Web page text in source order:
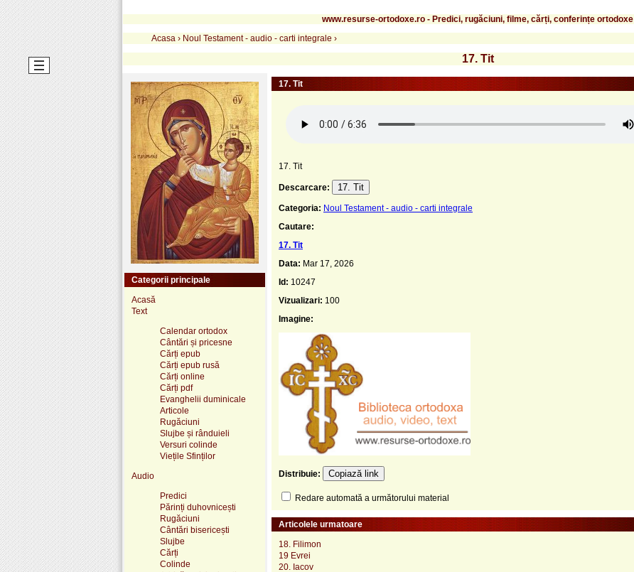
www.resurse-ortodoxe.ro - Predici, rugăciuni, filme, cărți, conferințe ortodoxe
Acasa › Noul Testament - audio - carti integrale ›
17. Tit
17. Tit
17. Tit
Descarcare: 17. Tit
Categoria: Noul Testament - audio - carti integrale
Cautare:
17. Tit
Data: Mar 17, 2026
Id: 10247
Vizualizari: 100
Imagine:
Distribuie: Copiază link
Redare automată a următorului material
Articolele urmatoare
18. Filimon
19 Evrei
20. Iacov
Categorii principale
Acasă
Text
Calendar ortodox
Cântări și pricesne
Cărți epub
Cărți epub rusă
Cărți online
Cărți pdf
Evanghelii duminicale
Articole
Rugăciuni
Slujbe și rânduieli
Versuri colinde
Viețile Sfinților
Audio
Predici
Părinți duhovnicești
Rugăciuni
Cântări bisericești
Slujbe
Cărți
Colinde